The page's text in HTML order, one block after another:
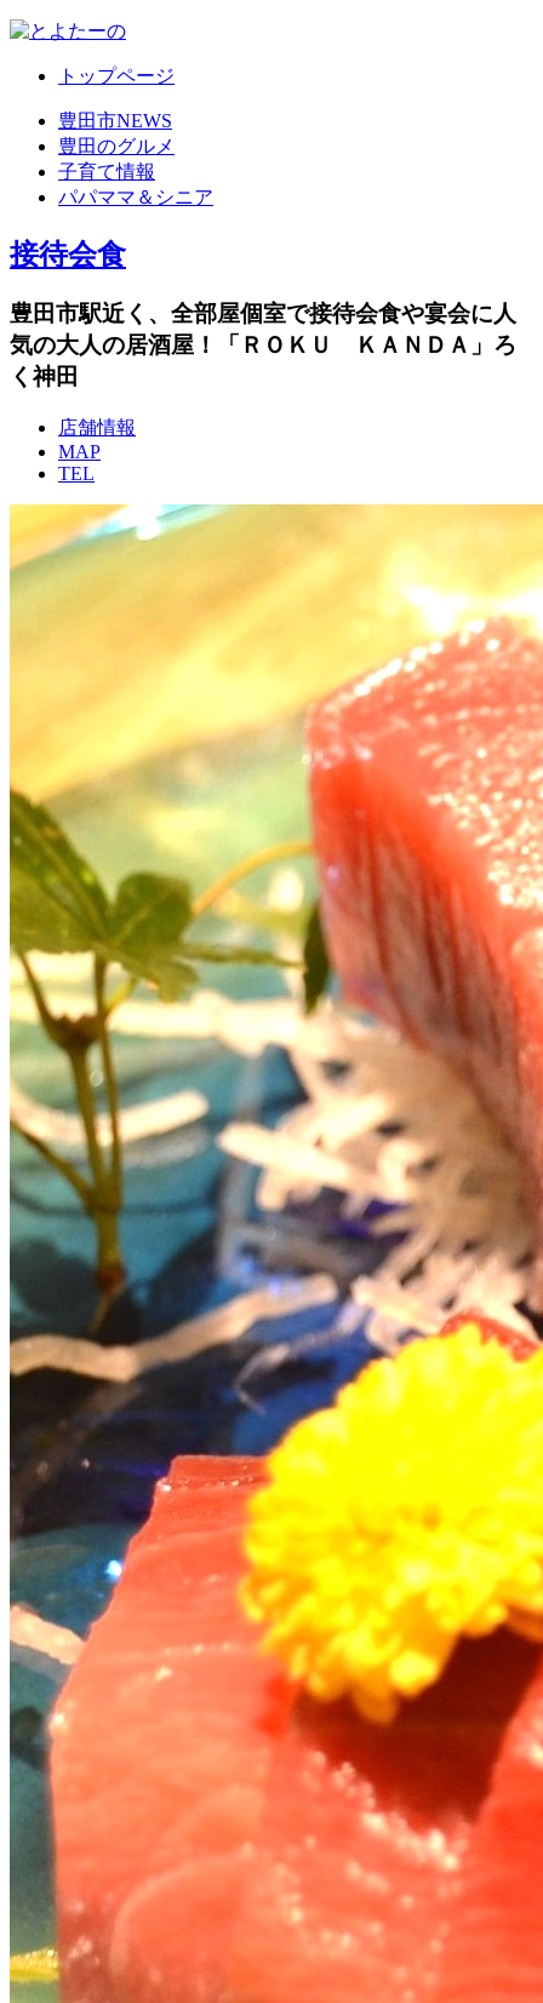
トップページ
豊田市NEWS
豊田のグルメ
子育て情報
パパママ＆シニア
接待会食
豊田市駅近く、全部屋個室で接待会食や宴会に人
気の大人の居酒屋！「ＲＯＫＵ ＫＡＮＤＡ」ろ
く神田
店舗情報
MAP
TEL